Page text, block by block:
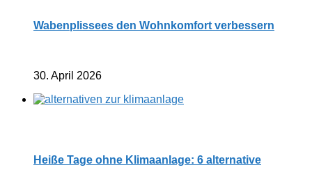
Wabenplissees den Wohnkomfort verbessern
30. April 2026
Heiße Tage ohne Klimaanlage: 6 alternative